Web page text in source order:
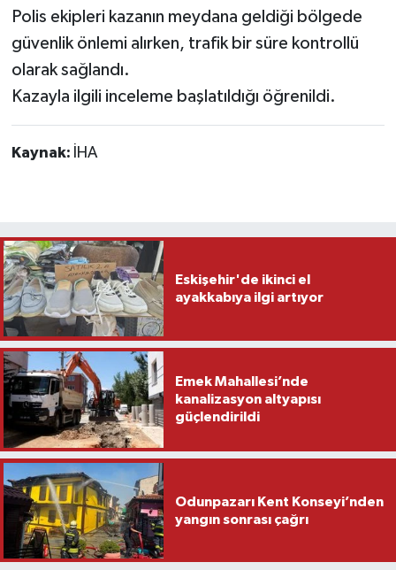
Polis ekipleri kazanın meydana geldiği bölgede
güvenlik önlemi alırken, trafik bir süre kontrollü
olarak sağlandı.
Kazayla ilgili inceleme başlatıldığı öğrenildi.
Kaynak: İHA
Eskişehir'de ikinci el
ayakkabıya ilgi artıyor
Emek Mahallesi’nde
kanalizasyon altyapısı
güçlendirildi
Odunpazarı Kent Konseyi’nden
yangın sonrası çağrı